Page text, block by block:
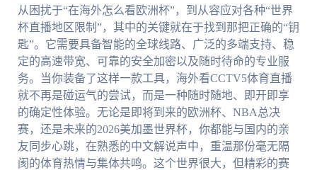
从困扰于“在海外怎么看欧洲杯”，到从容应对各种“世界
杯直播地区限制”，其中的关键就在于找到那把正确的“钥
匙”。它需要具备智能的全球线路、广泛的多端支持、稳
定的高速带宽、可靠的安全加密以及随时待命的专业服
务。当你装备了这样一款工具，海外看CCTV5体育直播
就不再是碰运气的尝试，而是一种随时随地、即开即享
的确定性体验。无论是即将到来的欧洲杯、NBA总决
赛，还是未来的2026美加墨世界杯，你都能与国内的亲
友同步心跳，在熟悉的中文解说声中，重温那份毫无隔
阂的体育热情与集体共鸣。这个世界很大，但精彩的赛